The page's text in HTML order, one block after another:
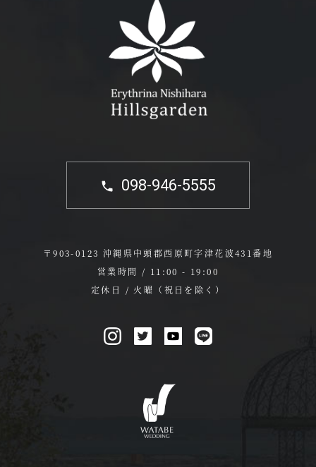
098-946-5555
〒903-0123 沖縄県中頭郡西原町字津花波431番地
営業時間 / 11:00 - 19:00
定休日 / 火曜（祝日を除く）